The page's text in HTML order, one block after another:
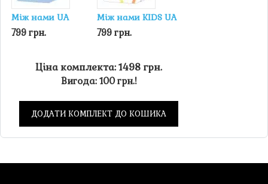
Між нами UA
799 грн.
Між нами KIDS UA
799 грн.
Ціна комплекта: 1498 грн.
Вигода: 100 грн.!
ДОДАТИ КОМПЛЕКТ ДО КОШИКА